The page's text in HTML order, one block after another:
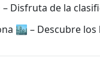
Disfruta de la
🏙️ – Descubre los